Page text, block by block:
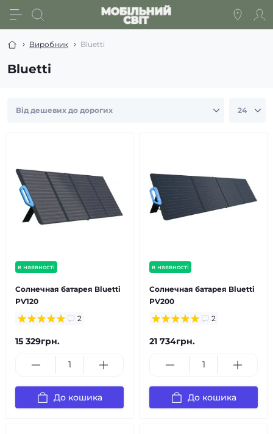
Виробник Bluetti
Bluetti
в наявності
Солнечная батарея Bluetti
PV120
2
15 329грн.
До кошика
в наявності
Солнечная батарея Bluetti
PV200
2
21 734грн.
До кошика